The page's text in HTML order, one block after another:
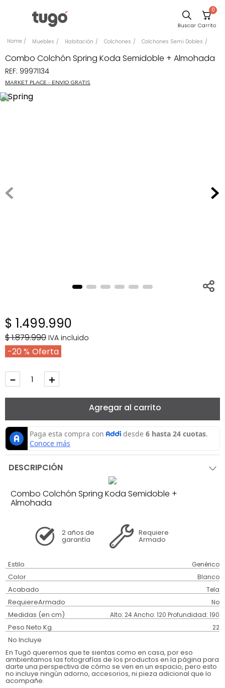
0
Muebles Habitación Colchones Colchones Semi Dobles
Combo Colchón Spring Koda Semidoble + Almohada
REF: 99971134
MARKET PLACE - ENVIO GRATIS
$ 1.499.990
$1.879.990 IVA incluido
20 %
＋
－
Agregar al carrito
DESCRIPCIÓN
Combo Colchón Spring Koda Semidoble +
Almohada
2 años de
garantía
Requiere
Armado
Estilo Genérico
Color Blanco
Acabado Tela
RequiereArmado No
Medidas (en cm) Alto: 24 Ancho: 120 Profundidad: 190
Peso Neto Kg. 22
No Incluye
En Tugó queremos que te sientas como en casa, por eso
ambientamos las fotografías de los productos en la página para
darte una perspectiva de cómo se ven en un espacio, pero esto
no incluye ningún adorno, accesorios, ni pieza adicional que lo
acompañe.
Comedor
Silla